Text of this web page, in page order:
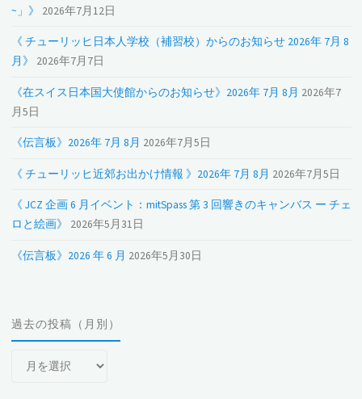
~」》
2026年7月12日
《 チューリッヒ日本人学校（補習校）からのお知らせ 2026年 7月 8
月》
2026年7月7日
《在スイス日本国大使館からのお知らせ》2026年 7月 8月 2026年7
月5日
《伝言板》2026年 7月 8月 2026年7月5日
《 チューリッヒ近郊お出かけ情報 》2026年 7月 8月 2026年7月5日
《 JCZ 企画 6 月イベント：mitSpass 第 3 回響きのキャンバス ー チェ
ロと絵画》
2026年5月31日
《伝言板》2026 年 6 月 2026年5月30日
過去の投稿（月別）